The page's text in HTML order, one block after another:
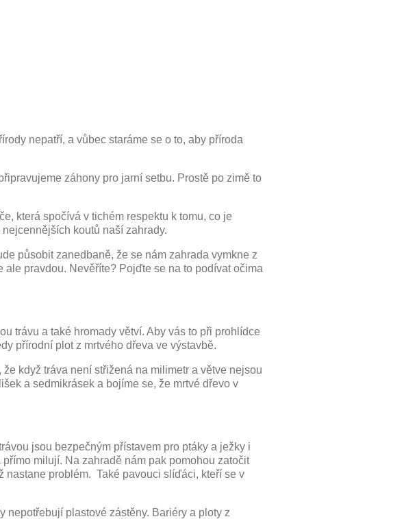
nepatří, a vůbec staráme se o to, aby příroda
záhony pro jarní setbu. Prostě po zimě to
která spočívá v tichém respektu k tomu, co je
koutů naší zahrady.
působit zanedbaně, že se nám zahrada vymkne z
pravdou. Nevěříte? Pojďte se na to podívat očima
trávu a také hromady větví. Aby vás to při prohlídce
přírodní plot z mrtvého dřeva ve výstavbě.
když tráva není střižená na milimetr a větve nejsou
a sedmikrásek a bojíme se, že mrtvé dřevo v
jsou bezpečným přístavem pro ptáky a ježky i
milují. Na zahradě nám pak pomohou zatočit
nastane problém. Také pavouci slíďáci, kteří se v
nepotřebují plastové zástěny. Bariéry a ploty z